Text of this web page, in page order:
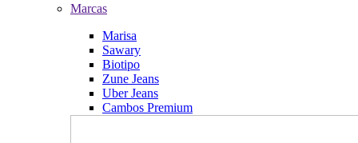
Marcas
Marisa
Sawary
Biotipo
Zune Jeans
Uber Jeans
Cambos Premium